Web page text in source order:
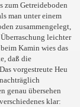
zum Getreideboden
man unter einem
zusammengelegt,
leichter
Kamin wies das
daß die
vorgestreute Heu
genau übersehen
klar: